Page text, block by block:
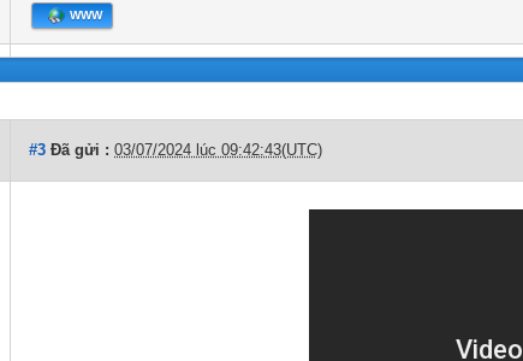
WWW
#3 Đã gửi : 03/07/2024 lúc 09:42:43(UTC)